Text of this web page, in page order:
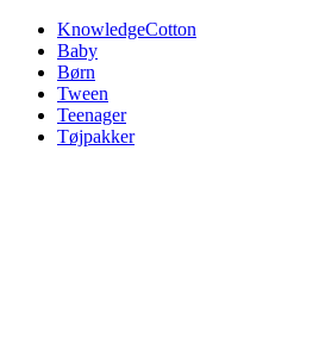
Videre
indhold
KnowledgeCotton
Baby
Børn
Tween
Teenager
Tøjpakker